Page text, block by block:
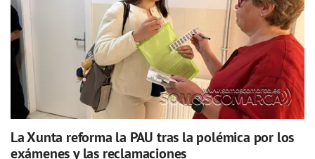
La Xunta reforma la PAU tras la polémica por los
exámenes y las reclamaciones